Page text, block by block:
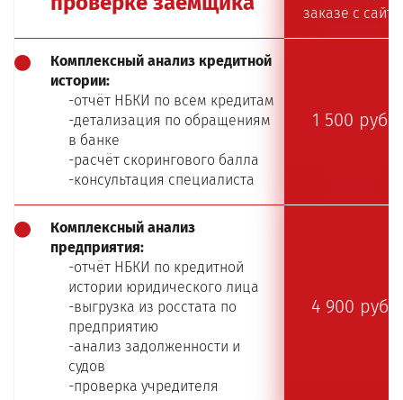
заказе с сайта
Комплексный анализ кредитной
истории:
-отчёт НБКИ по всем кредитам
-детализация по обращениям
в банке
-расчёт скорингового балла
-консультация специалиста
1 500 руб.
Комплексный анализ
предприятия:
-отчёт НБКИ по кредитной
истории юридического лица
-выгрузка из росстата по
предприятию
-анализ задолженности и
судов
-проверка учредителя
4 900 руб.